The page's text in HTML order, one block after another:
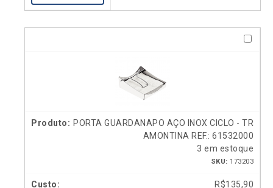
PORTA GUARDANAPO AÇO INOX CICLO - TR
AMONTINA REF.: 61532000
3 em estoque
SKU: 173203
R$135,90